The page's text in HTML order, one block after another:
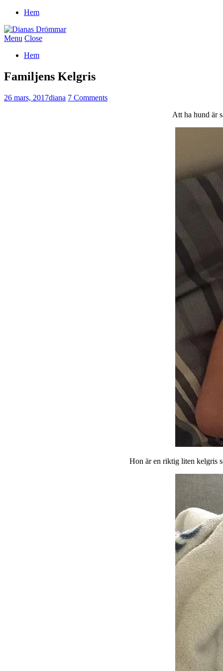
Hem
Menu Close
Hem
Familjens Kelgris
26 mars, 2017diana 7 Comments
Att ha hund är
Hon är en riktig liten kelgris